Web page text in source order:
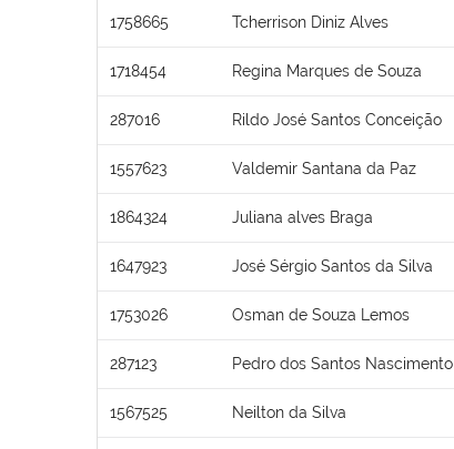
1758665 Tcherrison Diniz Alves
1718454 Regina Marques de Souza
287016 Rildo José Santos Conceição
1557623 Valdemir Santana da Paz
1864324 Juliana alves Braga
1647923 José Sérgio Santos da Silva
1753026 Osman de Souza Lemos
287123 Pedro dos Santos Nascimento
1567525 Neilton da Silva